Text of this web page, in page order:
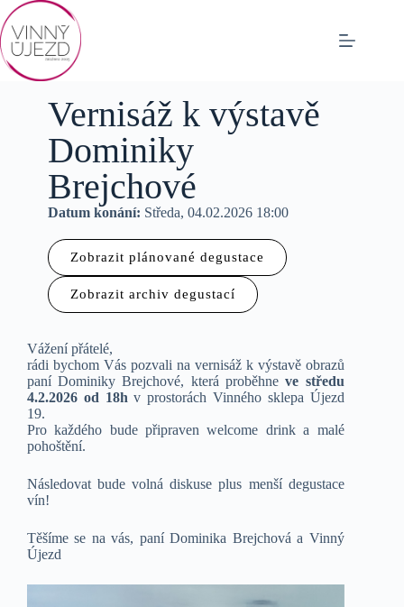
Vernisáž k výstavě
Dominiky
Brejchové
Datum konání: Středa, 04.02.2026 18:00
Zobrazit plánované degustace
Zobrazit archiv degustací
Vážení přátelé,
rádi bychom Vás pozvali na vernisáž k výstavě obrazů
paní Dominiky Brejchové, která proběhneve středu
4.2.2026 od 18h v prostorách Vinného sklepa Újezd
19.
Pro každého bude připraven welcome drink a malé
pohoštění.
Následovat bude volná diskuse plus menší degustace
vín!
Těšíme se na vás, paní Dominika Brejchová a Vinný
Újezd